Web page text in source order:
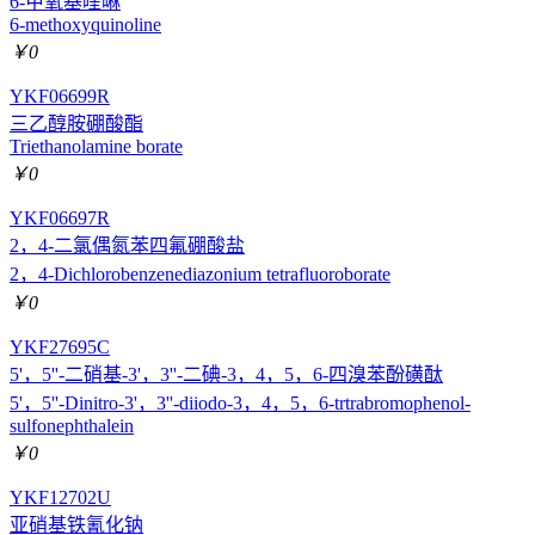
6-methoxyquinoline
￥0
YKF06699R
三乙醇胺硼酸酯
Triethanolamine borate
￥0
YKF06697R
2，4-二氯偶氮苯四氟硼酸盐
2，4-Dichlorobenzenediazonium tetrafluoroborate
￥0
YKF27695C
5'，5''-二硝基-3'，3''-二碘-3，4，5，6-四溴苯酚磺酞
5'，5''-Dinitro-3'，3''-diiodo-3，4，5，6-trtrabromophenol-
sulfonephthalein
￥0
YKF12702U
亚硝基铁氰化钠